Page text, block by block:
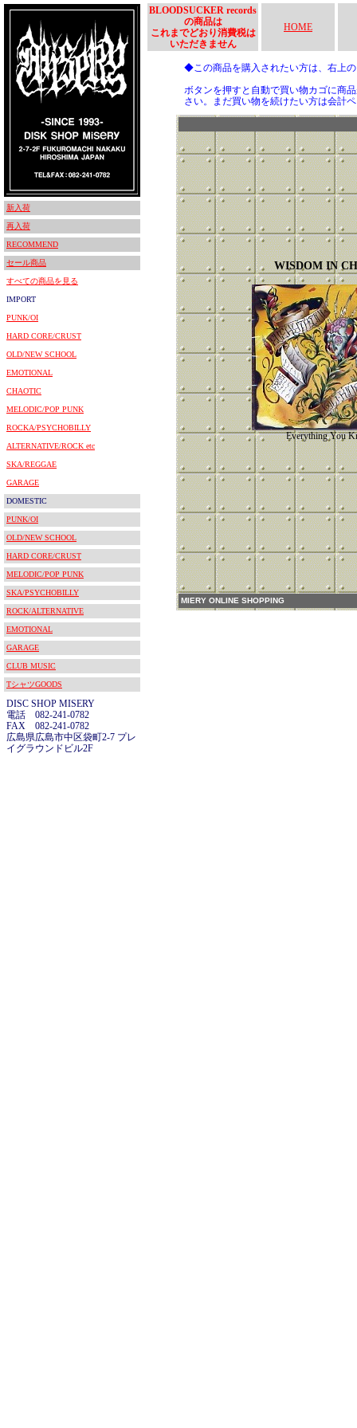
新入荷
再入荷
RECOMMEND
セール商品
すべての商品を見る
IMPORT
PUNK/OI
HARD CORE/CRUST
OLD/NEW SCHOOL
EMOTIONAL
CHAOTIC
MELODIC/POP PUNK
ROCKA/PSYCHOBILLY
ALTERNATIVE/ROCK etc
SKA/REGGAE
GARAGE
DOMESTIC
PUNK/OI
OLD/NEW SCHOOL
HARD CORE/CRUST
MELODIC/POP PUNK
SKA/PSYCHOBILLY
ROCK/ALTERNATIVE
EMOTIONAL
GARAGE
CLUB MUSIC
TシャツGOODS
DISC SHOP MISERY
電話 082-241-0782
FAX 082-241-0782
広島県広島市中区袋町2-7 プレ
イグラウンドビル2F
BLOODSUCKER records
の商品は
これまでどおり消費税は
いただきません
HOME
◆この商品を購入されたい方は、右上
ボタンを押すと自動で買い物カゴに商
さい。まだ買い物を続けたい方は会計
WISDOM IN
Everything You
MIERY ONLINE SHOPPING